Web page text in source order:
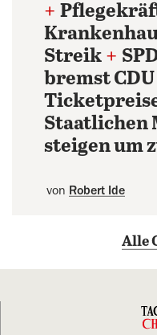
+
Streik +
bremst
Staatlichen
steigen um
von Robert Ide
Alle